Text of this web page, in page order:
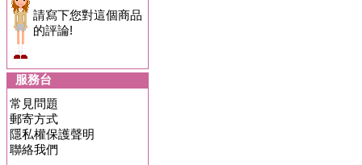
請寫下您對這個商品
的評論!
服務台
常見問題
郵寄方式
隱私權保護聲明
聯絡我們